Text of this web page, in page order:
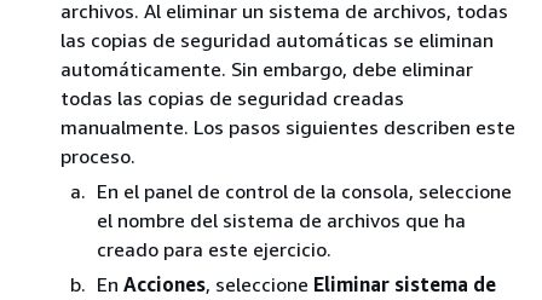
archivos. Al eliminar un sistema de archivos, todas
las copias de seguridad automáticas se eliminan
automáticamente. Sin embargo, debe eliminar
todas las copias de seguridad creadas
manualmente. Los pasos siguientes describen este
proceso.
En el panel de control de la consola, seleccione
el nombre del sistema de archivos que ha
creado para este ejercicio.
En Acciones, seleccione Eliminar sistema de